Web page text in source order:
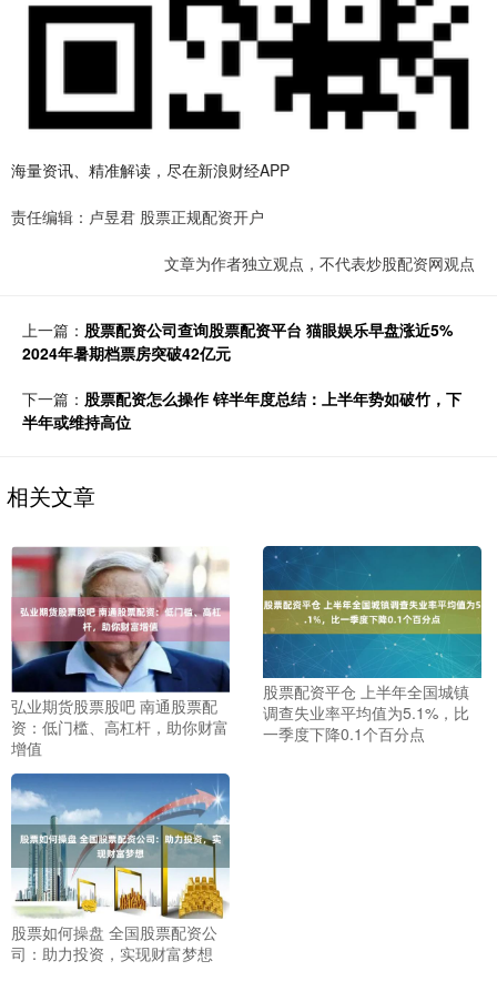
海量资讯、精准解读，尽在新浪财经APP
责任编辑：卢昱君 股票正规配资开户
文章为作者独立观点，不代表炒股配资网观点
上一篇： 股票配资公司查询股票配资平台 猫眼娱乐早盘涨近5%
2024年暑期档票房突破42亿元
下一篇： 股票配资怎么操作 锌半年度总结：上半年势如破竹，下
半年或维持高位
相关文章
弘业期货股票股吧 南通股票配
资：低门槛、高杠杆，助你财富
增值
股票配资平仓 上半年全国城镇
调查失业率平均值为5.1%，比
一季度下降0.1个百分点
股票如何操盘 全国股票配资公
司：助力投资，实现财富梦想